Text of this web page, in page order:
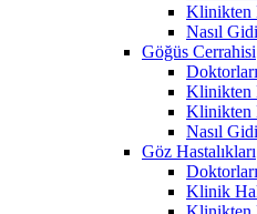
Klinikten
Nasıl
Göğüs Cerrahisi
Klinikten
Klinikten
Nasıl
Göz Hastalıkları
Klinik